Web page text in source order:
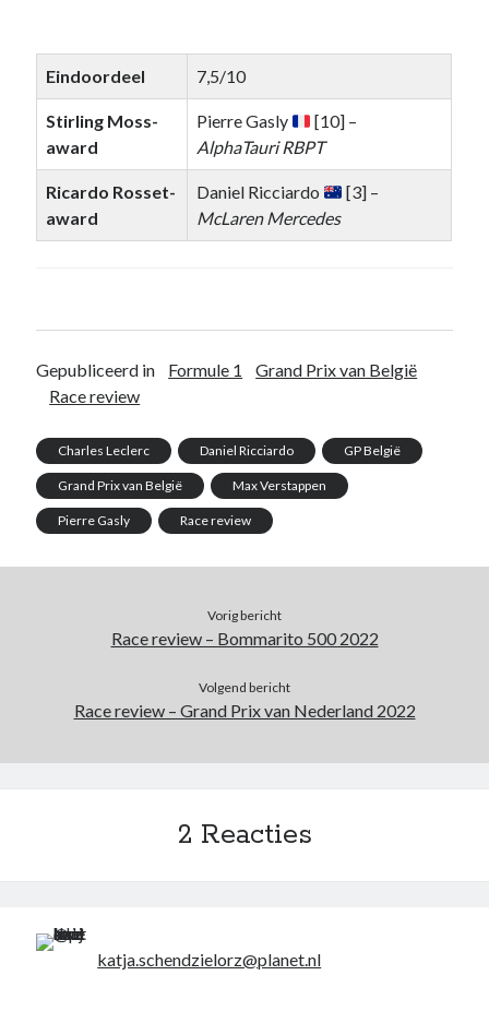
Eindoordeel 7,5/10
Stirling Moss-
award
Pierre Gasly
[10] –
AlphaTauri RBPT
Ricardo Rosset-
award
Daniel Ricciardo
[3] –
McLaren Mercedes
Gepubliceerd in Formule 1
Grand Prix van België
Race review
Charles Leclerc Daniel Ricciardo GP België
Grand Prix van België Max Verstappen
Pierre Gasly Race review
Vorig bericht
Race review – Bommarito 500 2022
Volgend bericht
Race review – Grand Prix van Nederland 2022
2 Reacties
katja.schendzielorz@planet.nl